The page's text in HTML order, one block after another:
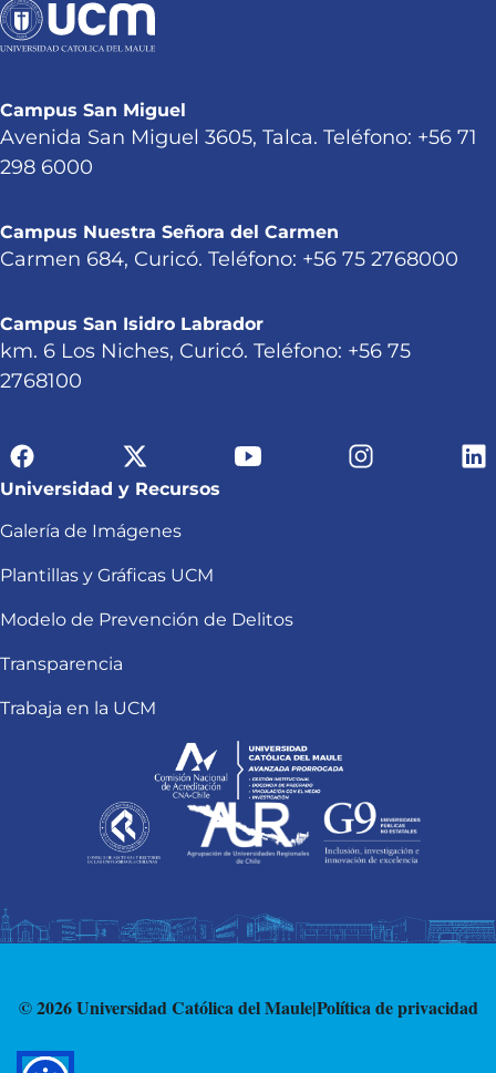
Campus San Miguel
Avenida San Miguel 3605, Talca. Teléfono: +56 71
298 6000
Campus Nuestra Señora del Carmen
Carmen 684, Curicó. Teléfono: +56 75 2768000
Campus San Isidro Labrador
km. 6 Los Niches, Curicó. Teléfono: +56 75
2768100
Universidad y Recursos
Galería de Imágenes
Plantillas y Gráficas UCM
Modelo de Prevención de Delitos
Transparencia
Trabaja en la UCM
© 2026 Universidad Católica del Maule|Política de privacidad